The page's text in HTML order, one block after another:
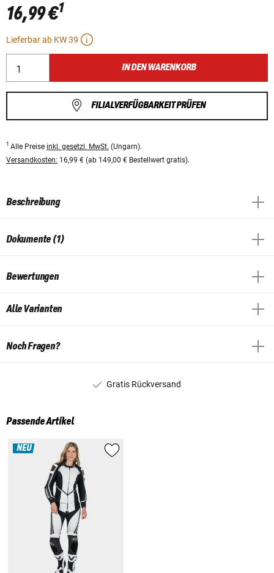
16,99 €1
Lieferbar ab KW 39
IN DEN WARENKORB
FILIALVERFÜGBARKEIT PRÜFEN
1 Alle Preise inkl. gesetzl. MwSt. (Ungarn).
Versandkosten: 16,99 € (ab 149,00 € Bestellwert gratis).
Beschreibung
Dokumente (1)
Bewertungen
Alle Varianten
Noch Fragen?
Gratis Rückversand
Passende Artikel
NEU